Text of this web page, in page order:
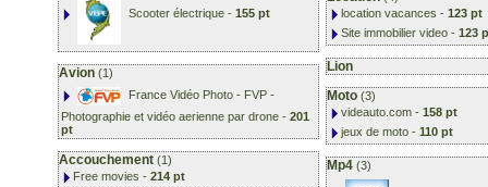
Scooter électrique - 155 pt
Avion (1)
France Vidéo Photo - FVP -
Photographie et vidéo aerienne par drone - 201
pt
Accouchement (1)
Free movies - 214 pt
location vacances - 123 pt
Site immobilier video - 123
Lion
Moto (3)
videauto.com - 158 pt
jeux de moto - 110 pt
Mp4 (3)